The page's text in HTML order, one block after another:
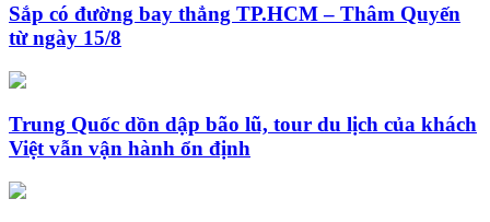
Sắp có đường bay thẳng TP.HCM – Thâm Quyến
từ ngày 15/8
Trung Quốc dồn dập bão lũ, tour du lịch của khách
Việt vẫn vận hành ổn định